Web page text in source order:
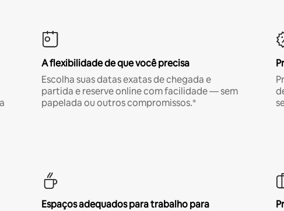
A flexibilidade de que você precisa
Escolha suas datas exatas de chegada e
partida e reserve online com facilidade — sem
papelada ou outros compromissos.*
Espaços adequados para trabalho para